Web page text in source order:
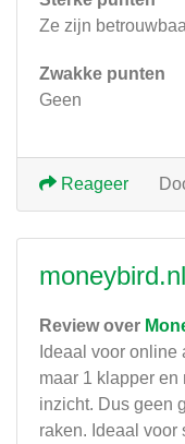
Ze zijn
Zwakke punten
Geen
Reageer
moneybird.nl
Review over
Ideaal voor online
maar 1 klapper en
inzicht. Dus geen
raken. Ideaal voor